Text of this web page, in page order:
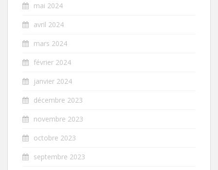
mai 2024
avril 2024
mars 2024
février 2024
janvier 2024
décembre 2023
novembre 2023
octobre 2023
septembre 2023